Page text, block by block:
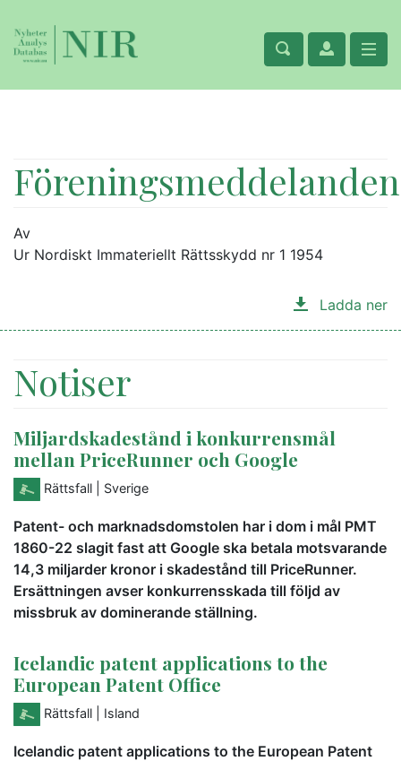
Föreningsmeddelanden
Av
Ur Nordiskt Immateriellt Rättsskydd nr 1 1954
Ladda ner
Notiser
Miljardskadestånd i konkurrensmål
mellan PriceRunner och Google
Rättsfall | Sverige
Patent- och marknadsdomstolen har i dom i mål PMT
1860-22 slagit fast att Google ska betala motsvarande
14,3 miljarder kronor i skadestånd till PriceRunner.
Ersättningen avser konkurrensskada till följd av
missbruk av dominerande ställning.
Icelandic patent applications to the
European Patent Office
Rättsfall | Island
Icelandic patent applications to the European Patent